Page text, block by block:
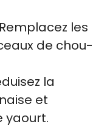
Remplacez les
de chou-
la
et
yaourt.